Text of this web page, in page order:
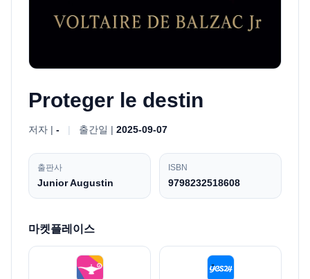
Proteger le destin
저자 | - | 출간일 | 2025-09-07
출판사
Junior Augustin
ISBN
9798232518608
마켓플레이스